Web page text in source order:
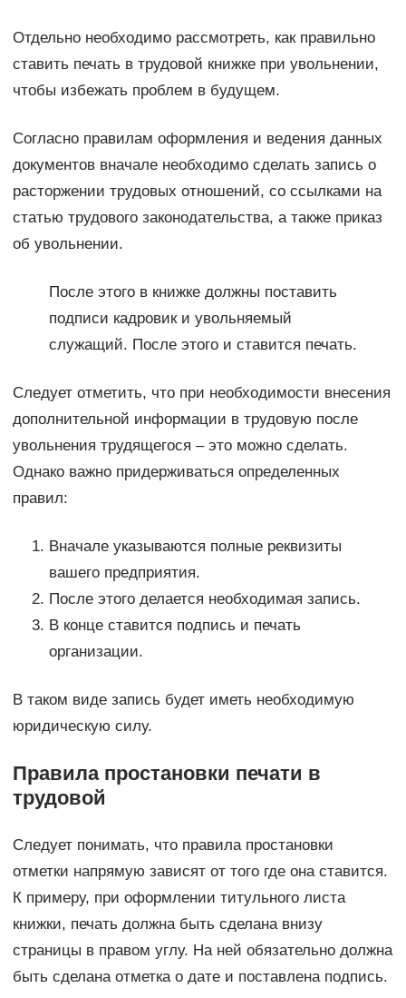
Отдельно необходимо рассмотреть, как правильно
ставить печать в трудовой книжке при увольнении,
чтобы избежать проблем в будущем.
Согласно правилам оформления и ведения данных
документов вначале необходимо сделать запись о
расторжении трудовых отношений, со ссылками на
статью трудового законодательства, а также приказ
об увольнении.
После этого в книжке должны поставить
подписи кадровик и увольняемый
служащий. После этого и ставится печать.
Следует отметить, что при необходимости внесения
дополнительной информации в трудовую после
увольнения трудящегося – это можно сделать.
Однако важно придерживаться определенных
правил:
Вначале указываются полные реквизиты
вашего предприятия.
После этого делается необходимая запись.
В конце ставится подпись и печать
организации.
В таком виде запись будет иметь необходимую
юридическую силу.
Правила простановки печати в
трудовой
Следует понимать, что правила простановки
отметки напрямую зависят от того где она ставится.
К примеру, при оформлении титульного листа
книжки, печать должна быть сделана внизу
страницы в правом углу. На ней обязательно должна
быть сделана отметка о дате и поставлена подпись.